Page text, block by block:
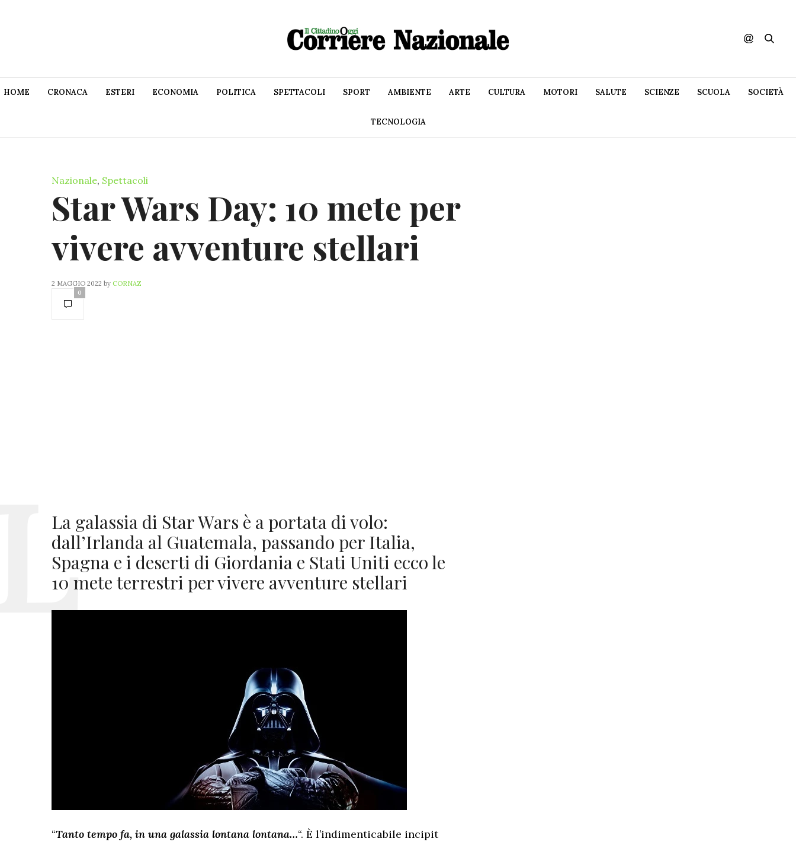
HOME CRONACA ESTERI ECONOMIA POLITICA SPETTACOLI SPORT AMBIENTE ARTE CULTURA MOTORI SALUTE SCIENZE SCUOLA SOCIETÀ
TECNOLOGIA
Nazionale, Spettacoli
Star Wars Day: 10 mete per
vivere avventure stellari
2 MAGGIO 2022 by CORNAZ
0
La galassia di Star Wars è a portata di volo:
dall’Irlanda al Guatemala, passando per Italia,
Spagna e i deserti di Giordania e Stati Uniti ecco le
10 mete terrestri per vivere avventure stellari
“Tanto tempo fa, in una galassia lontana lontana…“. È l’indimenticabile incipit